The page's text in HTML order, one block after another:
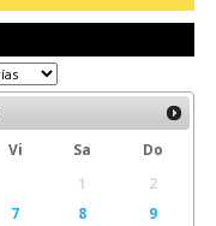
Vi Sa
Do
1
2
7 8
9